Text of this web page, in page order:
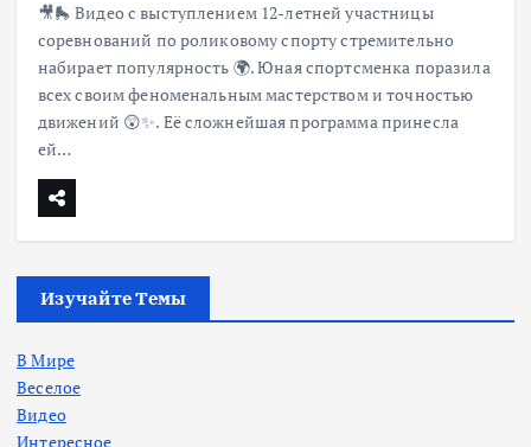
🎥🛼 Видео с выступлением 12-летней участницы
соревнований по роликовому спорту стремительно
набирает популярность 🌍. Юная спортсменка поразила
всех своим феноменальным мастерством и точностью
движений 😲✨. Её сложнейшая программа принесла
ей…
Изучайте Темы
В Мире
Веселое
Видео
Интересное